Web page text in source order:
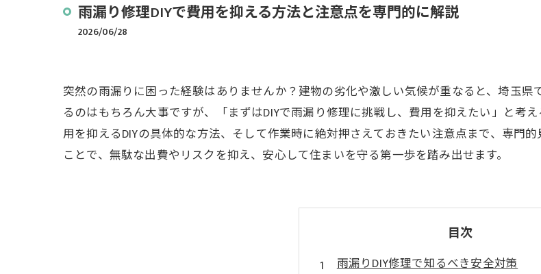
雨漏り修理DIYで費用を抑える方法と注意点を専門的に解説
2026/06/28
突然の雨漏りに困った経験はありませんか？建物の劣化や激しい気候が重なると、埼玉
るのはもちろん大事ですが、「まずはDIYで雨漏り修理に挑戦し、費用を抑えたい」と考
用を抑えるDIYの具体的な方法、そして作業時に絶対押さえておきたい注意点まで、専門
ことで、無駄な出費やリスクを抑え、安心して住まいを守る第一歩を踏み出せます。
目次
雨漏りDIY修理で知るべき安全対策